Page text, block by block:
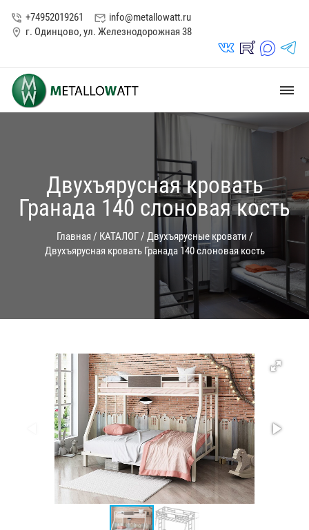
phone_in_talk +74952019261 mark_email_read info@metallowatt.ru
location_on г. Одинцово, ул. Железнодорожная 38
vk_in rutube_in max_s telegrams_in
dehaze
Двухъярусная кровать
Гранада 140 слоновая кость
Главная / КАТАЛОГ/ Двухъярусные кровати /
Двухъярусная кровать Гранада 140 слоновая кость